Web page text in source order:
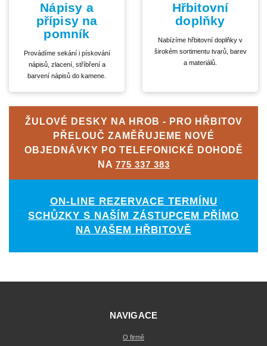
Nápisy a
přípisy na
pomník
Provádíme sekání i pískování
nápisů, zlacení, stříbření a
barvení nápisů do kamene.
Hřbitovní
doplňky
Nabízíme hřbitovní doplňky v
širokém sortimentu tvarů, barev
a materiálů.
ŽULOVÉ DESKY NA HROB - PRO HŘBITOV
PŘELOUČ ZAMĚŘUJEME NOVÉ
OBJEDNÁVKY PO TELEFONICKÉ DOHODĚ
NA 775 337 383
ON-LINE REZERVACE TERMÍNU
SCHŮZKY S NAŠÍM ZÁSTUPCEM PŘÍMO
NA VAŠEM HŘBITOVĚ
NAVIGACE
O firmě